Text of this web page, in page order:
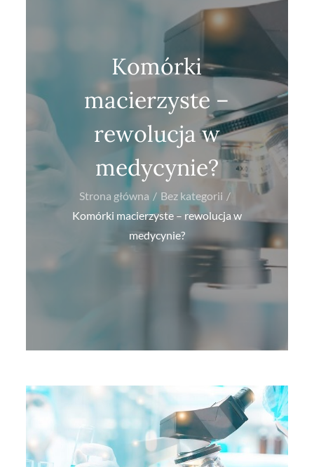
Komórki
macierzyste –
rewolucja w
medycynie?
Strona główna
Bez kategorii
Komórki macierzyste – rewolucja w
medycynie?